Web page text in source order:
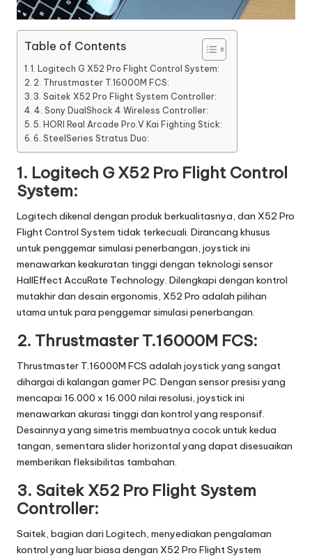
Table of Contents
1. Logitech G X52 Pro Flight Control System:
2. Thrustmaster T.16000M FCS:
3. Saitek X52 Pro Flight System Controller:
4. Sony DualShock 4 Wireless Controller:
5. HORI Real Arcade Pro.V Kai Fighting Stick:
6. SteelSeries Stratus Duo:
1. Logitech G X52 Pro Flight Control
System:
Logitech dikenal dengan produk berkualitasnya, dan X52 Pro
Flight Control System tidak terkecuali. Dirancang khusus
untuk penggemar simulasi penerbangan, joystick ini
menawarkan keakuratan tinggi dengan teknologi sensor
HallEffect AccuRate Technology. Dilengkapi dengan kontrol
mutakhir dan desain ergonomis, X52 Pro adalah pilihan
utama untuk para penggemar simulasi penerbangan.
2. Thrustmaster T.16000M FCS:
Thrustmaster T.16000M FCS adalah joystick yang sangat
dihargai di kalangan gamer PC. Dengan sensor presisi yang
mencapai 16.000 x 16.000 nilai resolusi, joystick ini
menawarkan akurasi tinggi dan kontrol yang responsif.
Desainnya yang simetris membuatnya cocok untuk kedua
tangan, sementara slider horizontal yang dapat disesuaikan
memberikan fleksibilitas tambahan.
3. Saitek X52 Pro Flight System
Controller:
Saitek, bagian dari Logitech, menyediakan pengalaman
kontrol yang luar biasa dengan X52 Pro Flight System